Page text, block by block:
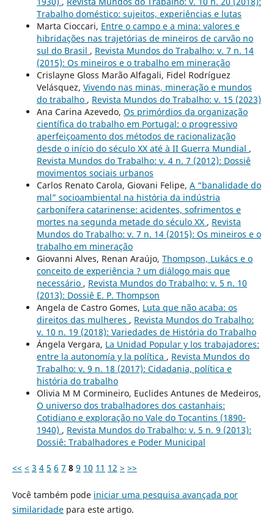
Trabalho doméstico: sujeitos, experiências e lutas
Marta Cioccari, Entre o campo e a mina: valores e
hibridações nas trajetórias de mineiros de carvão no
sul do Brasil , Revista Mundos do Trabalho: v. 7 n. 14
(2015): Os mineiros e o trabalho em mineração
Crislayne Gloss Marão Alfagali, Fidel Rodríguez
Velásquez, Vivendo nas minas, mineração e mundos
do trabalho , Revista Mundos do Trabalho: v. 15 (2023)
Ana Carina Azevedo, Os primórdios da organização
científica do trabalho em Portugal: o progressivo
aperfeiçoamento dos métodos de racionalização
desde o início do século XX até à II Guerra Mundial ,
Revista Mundos do Trabalho: v. 4 n. 7 (2012): Dossiê
movimentos sociais urbanos
Carlos Renato Carola, Giovani Felipe, A “banalidade do
mal” socioambiental na história da indústria
carbonífera catarinense: acidentes, sofrimentos e
mortes na segunda metade do século XX , Revista
Mundos do Trabalho: v. 7 n. 14 (2015): Os mineiros e o
trabalho em mineração
Giovanni Alves, Renan Araújo, Thompson, Lukács e o
conceito de experiência ? um diálogo mais que
necessário , Revista Mundos do Trabalho: v. 5 n. 10
(2013): Dossiê E. P. Thompson
Angela de Castro Gomes, Luta que não acaba: os
direitos das mulheres , Revista Mundos do Trabalho:
v. 10 n. 19 (2018): Variedades de História do Trabalho
Ángela Vergara, La Unidad Popular y los trabajadores:
entre la autonomía y la política , Revista Mundos do
Trabalho: v. 9 n. 18 (2017): Cidadania, política e
história do trabalho
Olivia M M Cormineiro, Euclides Antunes de Medeiros,
O universo dos trabalhadores dos castanhais:
Cotidiano e exploração no Vale do Tocantins (1890-
1940) , Revista Mundos do Trabalho: v. 5 n. 9 (2013):
Dossiê: Trabalhadores e Poder Municipal
<< < 3 4 5 6 7 8 9 10 11 12 > >>
Você também pode iniciar uma pesquisa avançada por
similaridadepara este artigo.